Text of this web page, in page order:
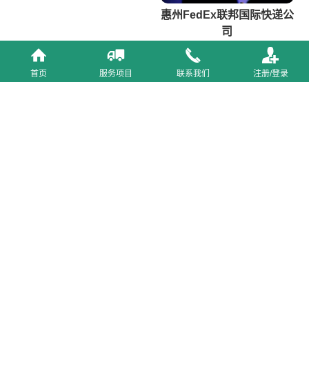
惠州FedEx联邦国际快递公
司
首页 服务项目 联系我们 注册/登录